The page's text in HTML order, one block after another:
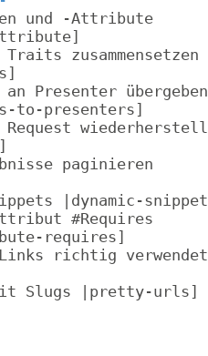
und -Attribute
zusammensetzen
Presenter
to-presenters]
Request
paginieren
|dynamic-
#Requires
requires]
Links richtig
mit Slugs |pretty-urls]